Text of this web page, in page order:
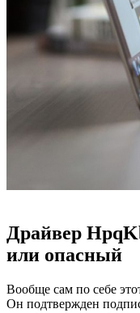
Драйвер
или опасный
Вообще сам по себе
Он подтвержден